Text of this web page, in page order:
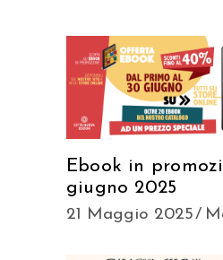
Ebook in
giugno 2025
21 Maggio 2025